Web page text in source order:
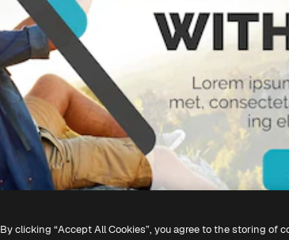
By clicking “Accept All Cookies”, you agree to the storing of